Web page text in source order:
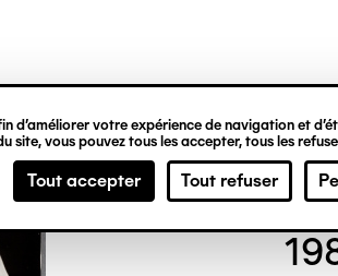
d’améliorer votre expérience de navigation et
site, vous pouvez tous les accepter, tous les
Tout accepter Tout refuser